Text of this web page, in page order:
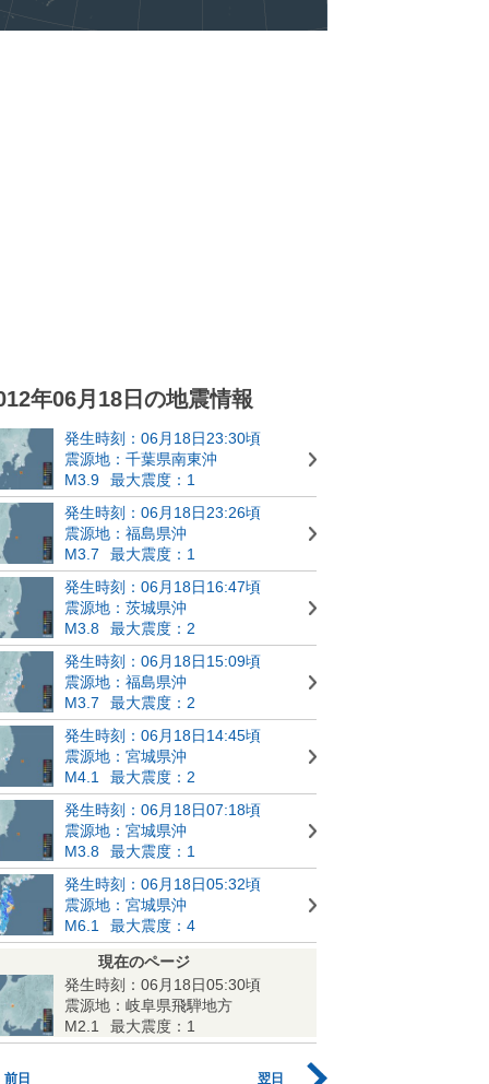
年06月18日の地震情報
発生時刻：06月18日23:30頃
震源地：千葉県南東沖
M3.9
最大震度：1
発生時刻：06月18日23:26頃
震源地：福島県沖
M3.7
最大震度：1
発生時刻：06月18日16:47頃
震源地：茨城県沖
M3.8
最大震度：2
発生時刻：06月18日15:09頃
震源地：福島県沖
M3.7
最大震度：2
発生時刻：06月18日14:45頃
震源地：宮城県沖
M4.1
最大震度：2
発生時刻：06月18日07:18頃
震源地：宮城県沖
M3.8
最大震度：1
発生時刻：06月18日05:32頃
震源地：宮城県沖
M6.1
最大震度：4
現在のページ
発生時刻：06月18日05:30頃
震源地：岐阜県飛騨地方
M2.1
最大震度：1
前日 翌日